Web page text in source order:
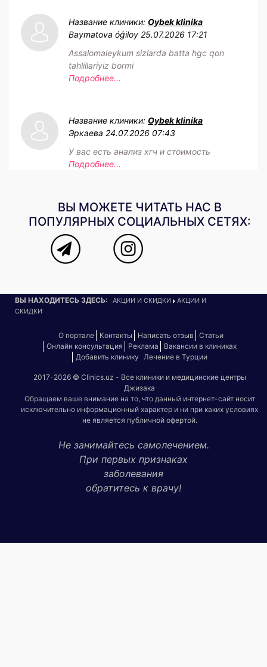
Название клиники: Oybek klinika
Baymatova óģiloy 25.07.2026 17:21
Assalomaleykum sizlarda batta hgc qon
tahlillariyiz bormi
Подробнее...
Название клиники: Oybek klinika
Эркаева 24.07.2026 07:43
У вас есть анализ хгч и стоимость
Подробнее...
ВЫ МОЖЕТЕ ЧИТАТЬ НАС В
ПОПУЛЯРНЫХ СОЦИАЛЬНЫХ СЕТЯХ:
ВЫ НАХОДИТЕСЬ ЗДЕСЬ: АКЦИИ И СКИДКИ
АКЦИИ И
СКИДКИ
О портале Контакты Написать отзыв
Статьи
Онлайн консультация
Реклама
Вакансии в клиниках
Добавить клинику Лечение в Турции
2017-2026 © Clinics.uz - Все клиники и медицинские центры
Джизака
Обращаем ваше внимание на то, что данный интернет-сайт носит
исключительно информационный характер и ни при каких условиях
не является публичной офертой.
Не занимайтесь самолечением.
При первых признаках
заболевания
обратитесь к врачу!